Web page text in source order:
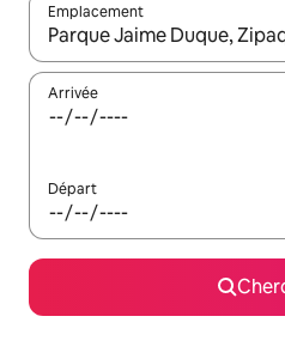
Emplacement
Quand les résultats sont
Arrivée
Départ